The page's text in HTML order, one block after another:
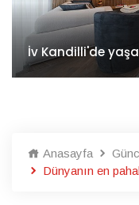
İv Kandilli'de
Anasayfa
Dünyanın en